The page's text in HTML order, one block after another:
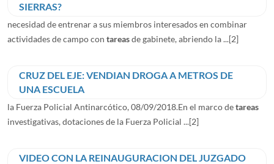
SIERRAS?
necesidad de entrenar a sus miembros interesados en combinar
actividades de campo con tareasde gabinete, abriendo la ...[2]
CRUZ DEL EJE: VENDIAN DROGA A METROS DE
UNA ESCUELA
la Fuerza Policial Antinarcótico, 08/09/2018.En el marco detareas
investigativas, dotaciones de la Fuerza Policial ...[2]
VIDEO CON LA REINAUGURACION DEL JUZGADO